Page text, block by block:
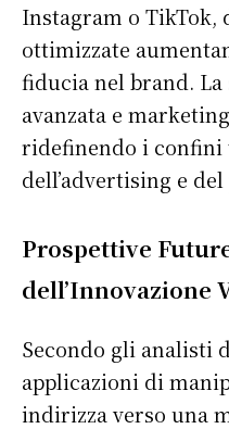
Info Du Net
S’abonner pour plus de
Mon compte
Afrique
Amériques
Asie
Instagram o TikTok,
ottimizzate
fiducia nel brand.
avanzata e
ridefinendo i confini
dell’advertising e
Prospettive
dell’Innovazione
Secondo gli analisti
applicazioni di
indirizza verso una